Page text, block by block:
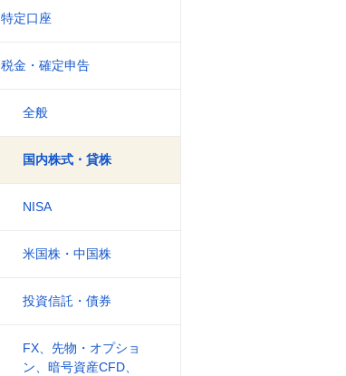
特定口座
税金・確定申告
全般
国内株式・貸株
NISA
米国株・中国株
投資信託・債券
FX、先物・オプショ
ン、暗号資産CFD、